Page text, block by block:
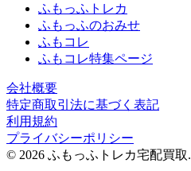
ふもっふトレカ
ふもっふのおみせ
ふもコレ
ふもコレ特集ページ
会社概要
特定商取引法に基づく表記
利用規約
プライバシーポリシー
© 2026 ふもっふトレカ宅配買取.